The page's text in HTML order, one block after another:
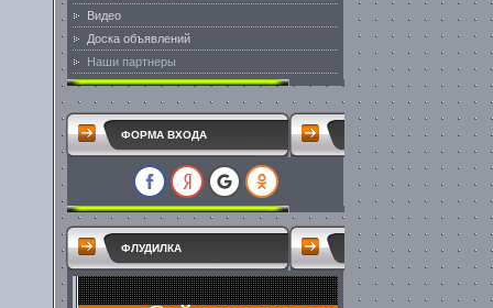
Видео
Доска объявлений
Наши партнеры
ФОРМА ВХОДА
ФЛУДИЛКА